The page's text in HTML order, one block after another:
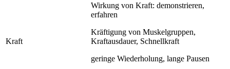
Kraft
Wirkung von Kraft: demonstrieren,
erfahren
Kräftigung von Muskelgruppen,
Kraftausdauer, Schnellkraft
geringe Wiederholung, lange Pausen